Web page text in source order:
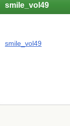
smile_vol49
smile_vol49